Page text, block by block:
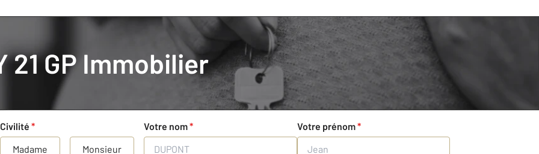
21 GP Immobilier
professionnel CENTURY 21
un professionnel de CENTURY 21 GP Immobilier :
Civilité *
Madame
Monsieur
Votre nom* Votre prénom*